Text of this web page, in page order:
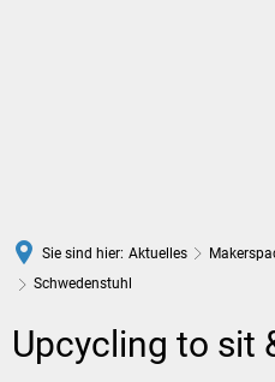
Sie sind hier: Aktuelles
Schwedenstuhl
Upcycling to sit